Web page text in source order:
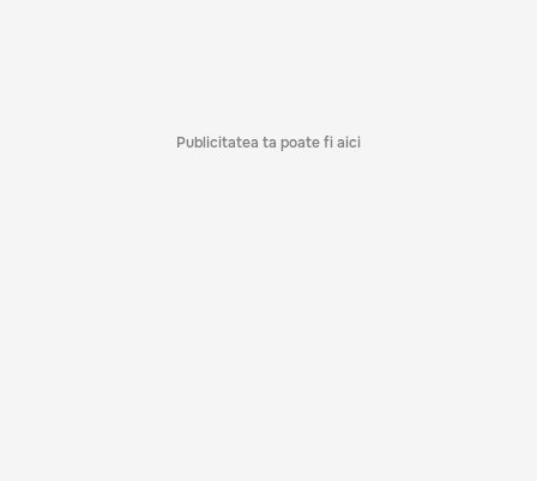
Publicitatea ta poate fi aici